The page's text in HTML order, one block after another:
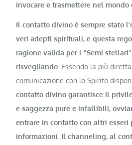
invocare e trasmettere nel
Il contatto divino è sempre stato
veri adepti spirituali, e questa
ragione valida per i “Semi
risvegliando. Essendo la più
comunicazione con lo Spirito
contatto divino garantisce il
e saggezza pure e infallibili,
entrare in contatto con altri esseri
informazioni. Il channeling, al